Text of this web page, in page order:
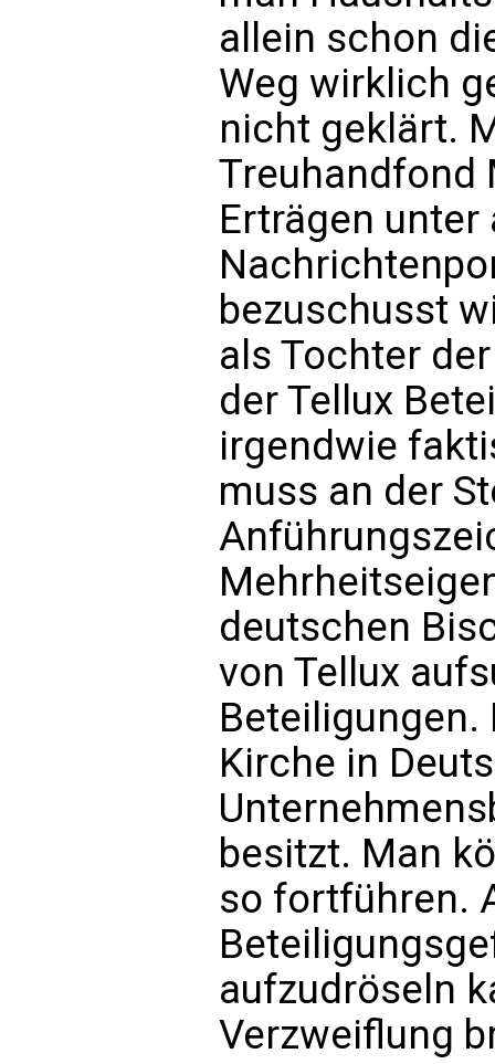
allein schon
Weg wirklich
nicht geklärt.
Treuhandfond
Erträgen
bezuschusst
als Tochter
der Tellux
irgendwie
muss an der
deutschen
von Tellux
Beteiligungen.
Kirche in
besitzt. Man
so fortführen.
aufzudröseln
Verzweiflung